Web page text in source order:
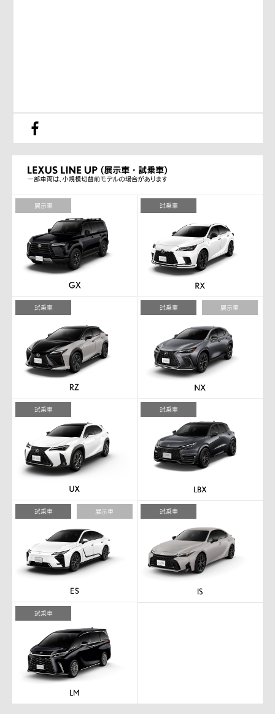
展示車 試乗車
試乗車 試乗車 展示車
試乗車 試乗車
試乗車 展示車 試乗車
試乗車